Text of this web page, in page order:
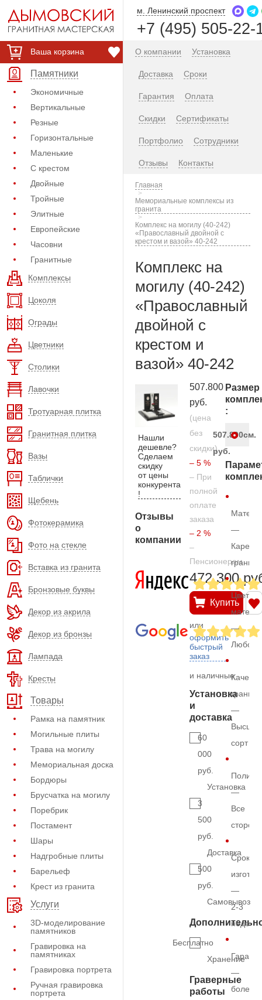
Ваша корзина
Памятники
Экономичные
Вертикальные
Резные
Горизонтальные
Маленькие
С крестом
Двойные
Тройные
Элитные
Европейские
Часовни
Гранитные
Комплексы
Цоколя
Ограды
Цветники
Столики
Лавочки
Тротуарная плитка
Гранитная плитка
Вазы
Таблички
Щебень
Фотокерамика
Фото на стекле
Вставка из гранита
Бронзовые буквы
Декор из акрила
Декор из бронзы
Лампада
Кресты
Товары
Рамка на памятник
Могильные плиты
Трава на могилу
Мемориальная доска
Бордюры
Брусчатка на могилу
Поребрик
Постамент
Шары
Надгробные плиты
Барельеф
Крест из гранита
Услуги
3D-моделирование
памятников
Гравировка на
памятниках
Гравировка портрета
Ручная гравировка
портрета
м. Ленинский проспект
+7 (495) 505-22-
О компании Установка
Доставка Сроки
Гарантия Оплата
Скидки Сертификаты
Портфолио Сотрудники
Отзывы Контакты
Главная
Мемориальные комплексы из
гранита
Комплекс на могилу (40-242)
«Православный двойной с
крестом и вазой» 40-242
Комплекс на
могилу (40-242)
«Православный
двойной с
крестом и
вазой» 40-242
Нашли
дешевле?
Сделаем
скидку
от цены
конкурента
!
Отзывы
о
компании
507.800
руб.
(цена
без
скидки)
– 5 %
– При
полной
оплате
заказа
– 2 %
–
Пенсионерам
472.300
Купить
или
оформить
быстрый
заказ
и наличные
Установка
и
доставка
60
000
руб.
Установка
3
500
руб.
Доставка
500
руб.
Самовывоз
Бесплатно
Хранение
Граверные
работы
Размер
:
507.800
руб.
см.
—
гранит
Цвет
—
Любой
гранита
—
Высший
сорт
—
Все
Срок
—
2-3
недель
—
более